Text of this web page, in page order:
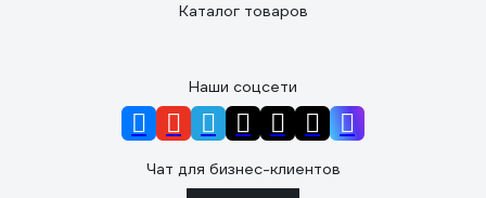
Каталог товаров
Наши соцсети
Чат для бизнес-клиентов